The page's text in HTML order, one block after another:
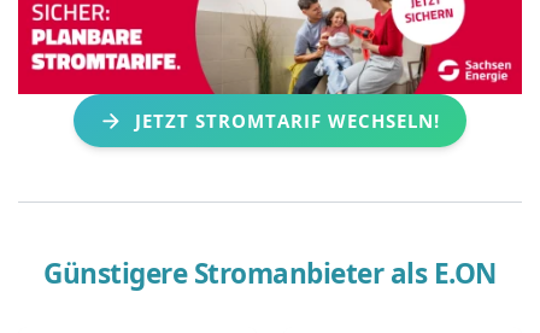
JETZT STROMTARIF WECHSELN!
Günstigere Stromanbieter als E.ON